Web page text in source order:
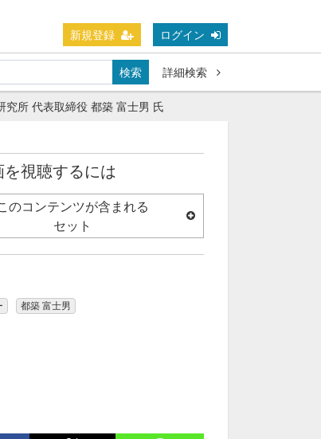
新規登録 ログイン
検索 詳細検索
所 代表取締役 都築 富士男 氏
を視聴するには
のコンテンツが含まれる
セット
都築 富士男